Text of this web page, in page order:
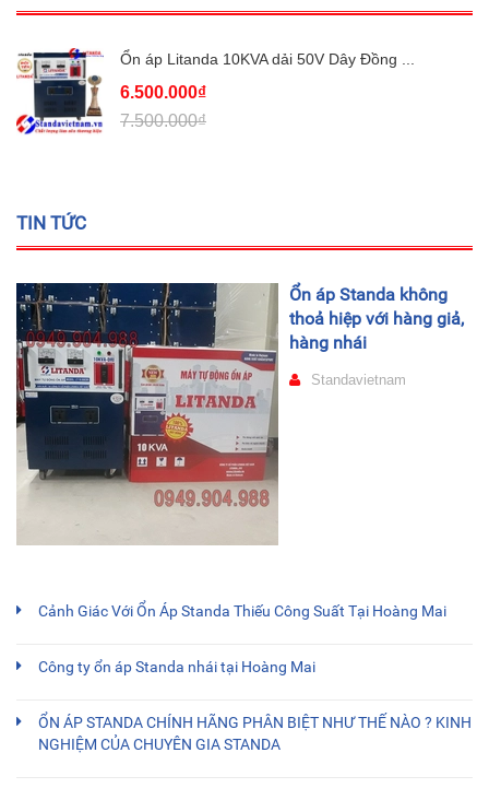
Ổn áp Litanda 10KVA dải 50V Dây Đồng ...
6.500.000₫
7.500.000₫
TIN TỨC
Ổn áp Standa không
thoả hiệp với hàng giả,
hàng nhái
Standavietnam
Cảnh Giác Với Ổn Áp Standa Thiếu Công Suất Tại Hoàng Mai
Công ty ổn áp Standa nhái tại Hoàng Mai
ỔN ÁP STANDA CHÍNH HÃNG PHÂN BIỆT NHƯ THẾ NÀO ? KINH
NGHIỆM CỦA CHUYÊN GIA STANDA